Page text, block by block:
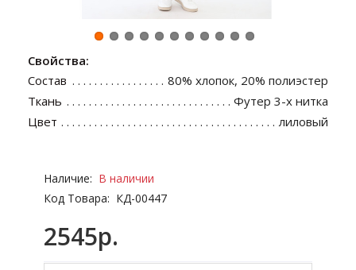
Свойства:
Состав
80% хлопок, 20% полиэстер
Ткань
Футер 3-х нитка
Цвет
лиловый
Наличие: В наличии
Код Товара: КД-00447
2545р.